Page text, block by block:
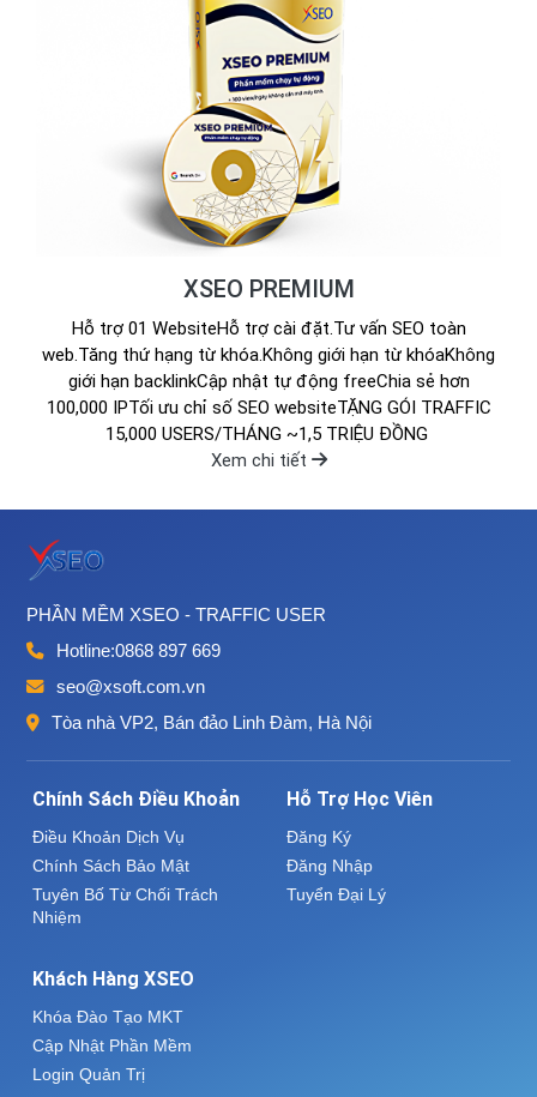
XSEO PREMIUM
Hỗ trợ 01 WebsiteHỗ trợ cài đặt.Tư vấn SEO toàn
web.Tăng thứ hạng từ khóa.Không giới hạn từ khóaKhông
giới hạn backlinkCập nhật tự động freeChia sẻ hơn
100,000 IPTối ưu chỉ số SEO websiteTẶNG GÓI TRAFFIC
15,000 USERS/THÁNG ~1,5 TRIỆU ĐỒNG
Xem chi tiết
PHẦN MỀM XSEO - TRAFFIC USER
Hotline:0868 897 669
seo@xsoft.com.vn
Tòa nhà VP2, Bán đảo Linh Đàm, Hà Nội
Chính Sách Điều Khoản
Điều Khoản Dịch Vụ
Chính Sách Bảo Mật
Tuyên Bố Từ Chối Trách
Nhiệm
Hỗ Trợ Học Viên
Đăng Ký
Đăng Nhập
Tuyển Đại Lý
Khách Hàng XSEO
Khóa Đào Tạo MKT
Cập Nhật Phần Mềm
Login Quản Trị